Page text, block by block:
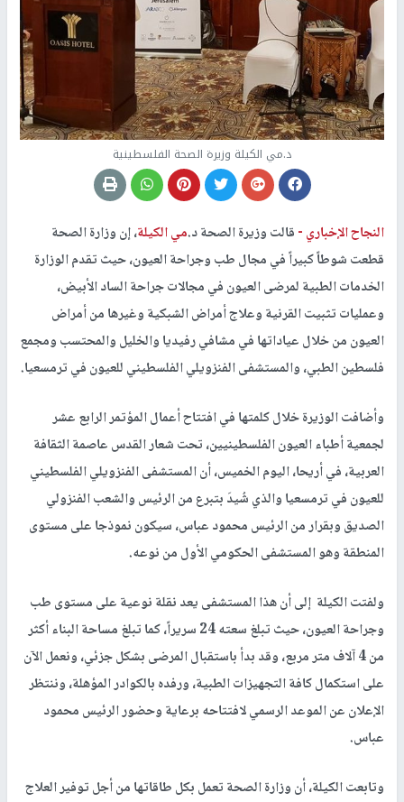
د.مي الكيلة وزيرة الصحة الفلسطينية
النجاح الإخباري -قالت وزيرة الصحة د.مي الكيلة، إن وزارة الصحة
قطعت شوطاً كبيراً في مجال طب وجراحة العيون، حيث تقدم الوزارة
الخدمات الطبية لمرضى العيون في مجالات جراحة الساد الأبيض،
وعمليات تثبيت القرنية وعلاج أمراض الشبكية وغيرها من أمراض
العيون من خلال عياداتها في مشافي رفيديا والخليل والمحتسب ومجمع
فلسطين الطبي، والمستشفى الفنزويلي الفلسطيني للعيون في ترمسعيا.
وأضافت الوزيرة خلال كلمتها في افتتاح أعمال المؤتمر الرابع عشر
لجمعية أطباء العيون الفلسطينيين، تحت شعار القدس عاصمة الثقافة
العربية، في أريحا، اليوم الخميس، أن المستشفى الفنزويلي الفلسطيني
للعيون في ترمسعيا والذي شُيدَ بتبرع من الرئيس والشعب الفنزولي
الصديق وبقرار من الرئيس محمود عباس، سيكون نموذجا على مستوى
المنطقة وهو المستشفى الحكومي الأول من نوعه.
ولفتت الكيلة إلى أن هذا المستشفى يعد نقلة نوعية على مستوى طب
وجراحة العيون، حيث تبلغ سعته 24 سريراً، كما تبلغ مساحة البناء أكثر
من 4 آلاف متر مربع، وقد بدأ باستقبال المرضى بشكل جزئي، ونعمل الآن
على استكمال كافة التجهيزات الطبية، ورفده بالكوادر المؤهلة، وننتظر
الإعلان عن الموعد الرسمي لافتتاحه برعاية وحضور الرئيس محمود
عباس.
وتابعت الكيلة، أن وزارة الصحة تعمل بكل طاقاتها من أجل توفير العلاج